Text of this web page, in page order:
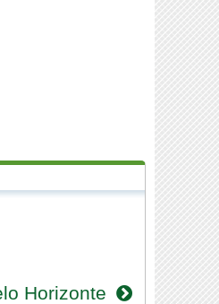
Horizonte